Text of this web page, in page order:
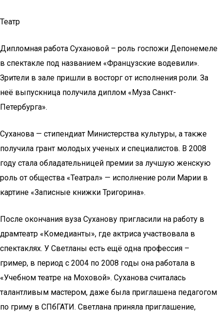
Театр
Дипломная работа Сухановой – роль госпожи Депонемеле
в спектакле под названием «Французские водевили».
Зрители в зале пришли в восторг от исполнения роли. За
неё выпускница получила диплом «Муза Санкт-
Петербурга».
Суханова — стипендиат Министерства культуры, а также
получила грант молодых ученых и специалистов. В 2008
году стала обладательницей премии за лучшую женскую
роль от общества «Театрал» — исполнение роли Марии в
картине «Записные книжки Тригорина».
После окончания вуза Суханову пригласили на работу в
драмтеатр «Комедианты», где актриса участвовала в
спектаклях. У Светланы есть ещё одна профессия –
гример, в период с 2004 по 2008 годы она работала в
«Учебном театре на Моховой». Суханова считалась
талантливым мастером, даже была приглашена педагогом
по гриму в СПбГАТИ. Светлана приняла приглашение,